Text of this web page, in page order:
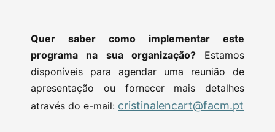
Quer saber como implementar este
programa na sua organização?Estamos
disponíveis para agendar uma reunião de
apresentação ou fornecer mais detalhes
através do e-mail: cristinalencart@facm.pt